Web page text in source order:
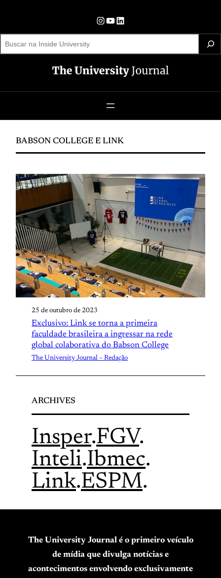
o
conteúdo
Instagram YouTube LinkedIn
S
r
BABSON COLLEGE E LINK
25 de outubro de 2023
Exclusivo: Link se torna a primeira
faculdade brasileira a ingressar na rede
global colaborativa do Babson College
The University Journal – Redação
ARCHIVES
Insper.FGV.
Inteli.Ibmec.
Link.ESPM.
The University Journal é o primeiro veículo
de mídia que divulga notícias e
acontecimentos envolvendo exclusivamente